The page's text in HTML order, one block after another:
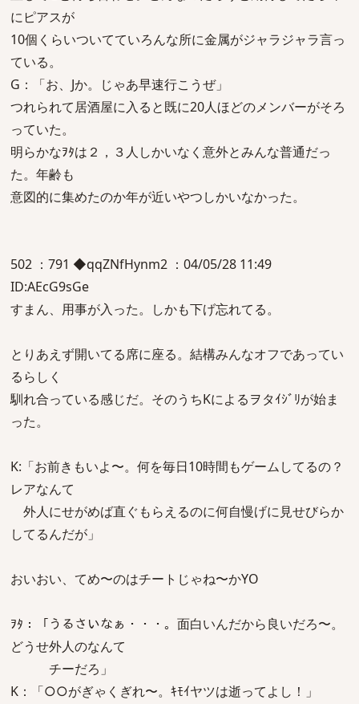
にピアスが
10個くらいついてていろんな所に金属がジャラジャラ言っ
ている。
G：「お、Jか。じゃあ早速行こうぜ」
つれられて居酒屋に入ると既に20人ほどのメンバーがそろ
っていた。
明らかなｦﾀは２，３人しかいなく意外とみんな普通だっ
た。年齢も
意図的に集めたのか年が近いやつしかいなかった。
502 ：791 ◆qqZNfHynm2 ：04/05/28 11:49
ID:AEcG9sGe
すまん、用事が入った。しかも下げ忘れてる。
とりあえず開いてる席に座る。結構みんなオフであってい
るらしく
馴れ合っている感じだ。そのうちKによるヲタｲｼﾞﾘが始ま
った。
K:「お前きもいよ〜。何を毎日10時間もゲームしてるの？
レアなんて
外人にせがめば直ぐもらえるのに何自慢げに見せびらか
してるんだが」
おいおい、てめ〜のはチートじゃね〜かYO
ｦﾀ：「うるさいなぁ・・・。面白いんだから良いだろ〜。
どうせ外人のなんて
チーだろ」
K：「○○がぎゃくぎれ〜。ｷﾓｲヤツは逝ってよし！」